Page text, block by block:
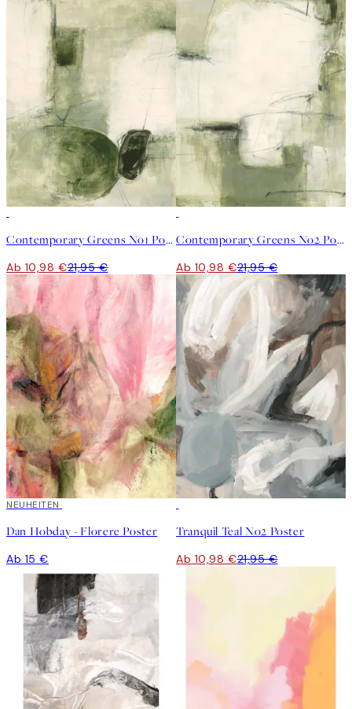
Contemporary Greens No1 Poster
Ab 10,98 €21,95 €
Contemporary Greens No2 Poster
Ab 10,98 €21,95 €
NEUHEITEN
Dan Hobday - Florere Poster
Ab 15 €
Tranquil Teal No2 Poster
Ab 10,98 €21,95 €